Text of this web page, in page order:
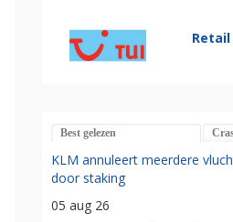
Retail
Best gelezen
KLM annuleert meerdere
door staking
05 aug 26